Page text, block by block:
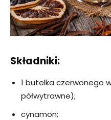
Składniki:
1 butelka czerwonego
półwytrawne);
cynamon;